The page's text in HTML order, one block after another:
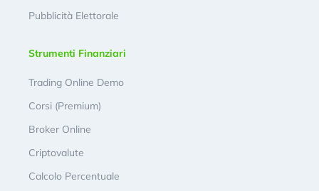
Pubblicità Elettorale
Strumenti Finanziari
Trading Online Demo
Corsi (Premium)
Broker Online
Criptovalute
Calcolo Percentuale